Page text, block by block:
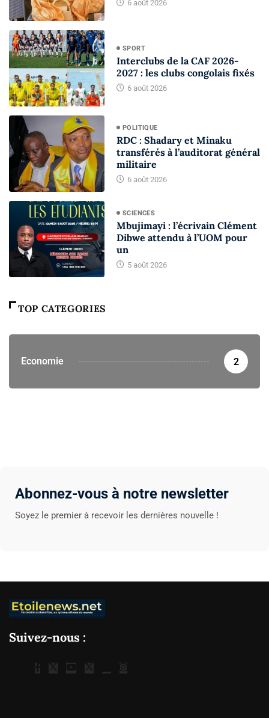
6 août 2026
SPORT
Interclubs de la CAF 2026-
2027 : les clubs congolais fixés
6 août 2026
POLITIQUE
RDC : Shadary et Minaku
transférés à l’auditorat général
militaire
6 août 2026
SCIENCES
Mbujimayi : l’écrivain Clément
Dibwe attendu à l’UOM pour
un
5 août 2026
TOP CATEGORIES
Economie 2
Abonnez-vous à notre newsletter
Soyez le premier à recevoir les dernières nouvelle !
Suivez-nous :